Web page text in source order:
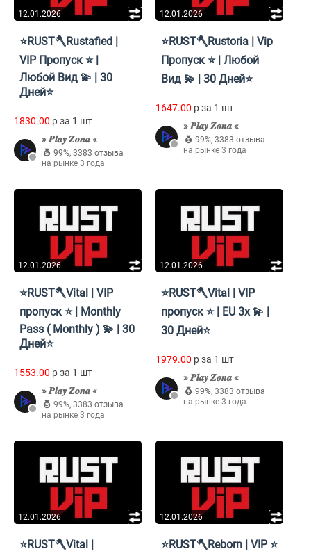
12.01.2026
⭐RUST🪓Rustafied |
VIP Пропуск ⭐ |
Любой Вид 💫 | 30
Дней⭐
1830.00 p за 1 шт
» 𝑷𝒍𝒂𝒚 𝒁𝒐𝒏𝒂 «
99%, 3383 отзыва
на рынке 3 года
12.01.2026
⭐RUST🪓Rustoria | Vip
Пропуск ⭐ | Любой
Вид 💫 | 30 Дней⭐
1647.00 p за 1 шт
» 𝑷𝒍𝒂𝒚 𝒁𝒐𝒏𝒂 «
99%, 3383 отзыва
на рынке 3 года
12.01.2026
⭐RUST🪓Vital | VIP
пропуск ⭐ | Monthly
Pass ( Monthly ) 💫 | 30
Дней⭐
1553.00 p за 1 шт
» 𝑷𝒍𝒂𝒚 𝒁𝒐𝒏𝒂 «
99%, 3383 отзыва
на рынке 3 года
12.01.2026
⭐RUST🪓Vital | VIP
пропуск ⭐ | EU 3x 💫 |
30 Дней⭐
1979.00 p за 1 шт
» 𝑷𝒍𝒂𝒚 𝒁𝒐𝒏𝒂 «
99%, 3383 отзыва
на рынке 3 года
12.01.2026
⭐RUST🪓Vital |
12.01.2026
⭐RUST🪓Reborn | VIP ⭐